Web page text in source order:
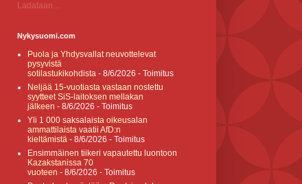
Ladataan...
Nykysuomi.com
Puola ja Yhdysvallat neuvottelevat
pysyvistä
sotilastukikohdista - 8/6/2026 - Toimitus
Neljää 15-vuotiasta vastaan nostettu
syytteet SiS-laitoksen mellakan
jälkeen - 8/6/2026 - Toimitus
Yli 1 000 saksalaista oikeusalan
ammattilaista vaatii AfD:n
kieltämistä - 8/6/2026 - Toimitus
Ensimmäinen tiikeri vapautettu luontoon
Kazakstanissa 70
vuoteen - 8/6/2026 - Toimitus